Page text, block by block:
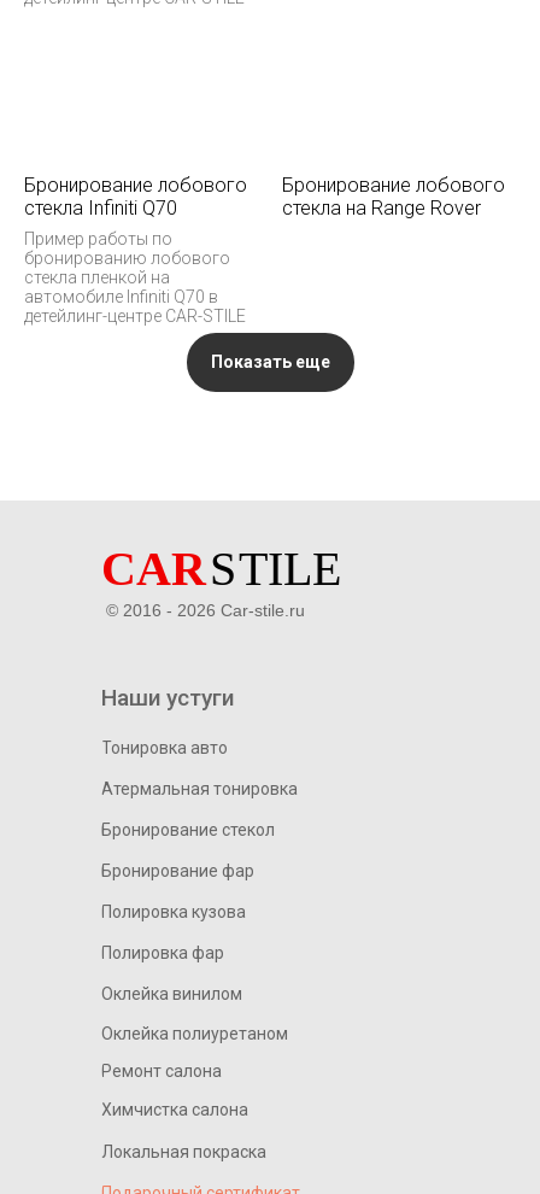
Бронирование лобового
стекла Infiniti Q70
Пример работы по
бронированию лобового
стекла пленкой на
автомобиле Infiniti Q70 в
детейлинг-центре CAR-STILE
Бронирование лобового
стекла на Range Rover
Показать еще
Наши устуги
Тонировка авто
Атермальная тонировка
Бронирование стекол
Бронирование фар
Локальная покраска
Оклейка винилом
Оклейка полиуретаном
Химчистка салона
Полировка кузова
Полировка фар
Ремонт салона
© 2016 - 2026 Car-stile.ru